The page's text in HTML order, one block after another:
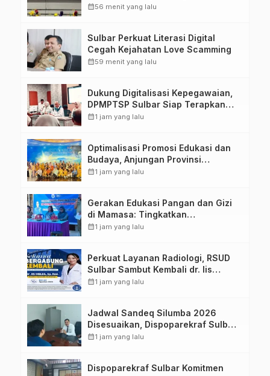
Kompetensi ASN melalui
calendar_month56 menit yang lalu
Sulbar Perkuat Literasi Digital
Cegah Kejahatan Love Scamming
calendar_month59 menit yang lalu
Dukung Digitalisasi Kepegawaian,
DPMPTSP Sulbar Siap Terapkan
Aplikasi FLEKSI ASN
calendar_month1 jam yang lalu
Optimalisasi Promosi Edukasi dan
Budaya, Anjungan Provinsi
Sulawesi Barat Perkuat Kolaborasi
calendar_month1 jam yang lalu
Gerakan Edukasi Pangan dan Gizi
di Mamasa: Tingkatkan
Pengetahuan dan Keterampilan
calendar_month1 jam yang lalu
Perkuat Layanan Radiologi, RSUD
Sulbar Sambut Kembali dr. Iis
Imelda, Sp.Rad
calendar_month1 jam yang lalu
Jadwal Sandeq Silumba 2026
Disesuaikan, Dispoparekraf Sulbar
Pastikan Persiapan Tetap
calendar_month1 jam yang lalu
Dispoparekraf Sulbar Komitmen